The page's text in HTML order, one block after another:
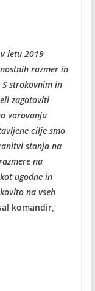
letu 2019
razmer in
strokovnim in
zagotoviti
varovanju
cilje smo
stanja na
na
ugodne in
na vseh
komandir,